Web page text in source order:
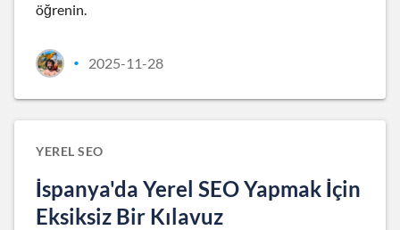
öğrenin.
• 2025-11-28
YEREL SEO
İspanya'da Yerel SEO Yapmak İçin
Eksiksiz Bir Kılavuz